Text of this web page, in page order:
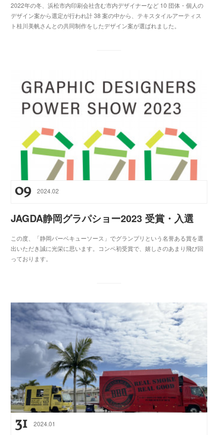
2022年の冬、浜松市内印刷会社含む市内デザイナーなど 10 団体・個人の
デザイン案から選定が行われ計 38 案の中から、テキスタイルアーティス
ト桂川美帆さんとの共同制作をしたデザイン案が選ばれました。
09 2024.02
JAGDA静岡グラパショー2023 受賞・入選
この度、「静岡バーベキューソース」でグランプリという名誉ある賞を選
出いただき誠に光栄に思います。コンペ初受賞で、嬉しさのあまり飛び回
っております。
31 2024.01